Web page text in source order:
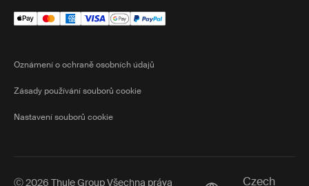
Oznámení o ochraně osobních údajů
Zásady používání souborů cookie
Nastavení souborů cookie
Ⓒ 2026 Thule Group Všechna práva Czech